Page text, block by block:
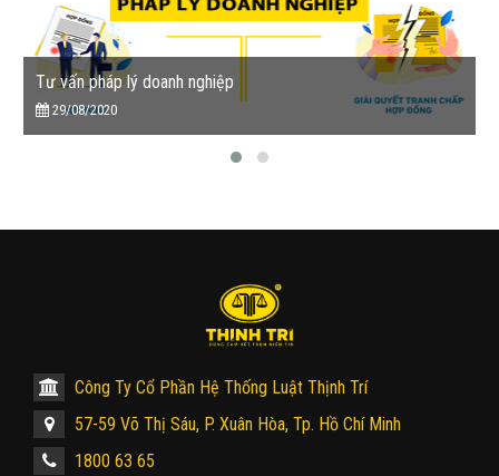
Tư vấn pháp lý doanh nghiệp
29/08/2020
Công Ty Cổ Phần Hệ Thống Luật Thịnh Trí
57-59 Võ Thị Sáu, P. Xuân Hòa, Tp. Hồ Chí Minh
1800 63 65